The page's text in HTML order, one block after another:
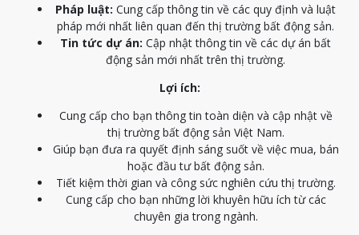
Pháp luật: Cung cấp thông tin về các quy định và luật
pháp mới nhất liên quan đến thị trường bất động sản.
Tin tức dự án: Cập nhật thông tin về các dự án bất
động sản mới nhất trên thị trường.
Lợi ích:
Cung cấp cho bạn thông tin toàn diện và cập nhật về
thị trường bất động sản Việt Nam.
Giúp bạn đưa ra quyết định sáng suốt về việc mua, bán
hoặc đầu tư bất động sản.
Tiết kiệm thời gian và công sức nghiên cứu thị trường.
Cung cấp cho bạn những lời khuyên hữu ích từ các
chuyên gia trong ngành.